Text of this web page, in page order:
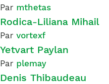
Par mthetas
Rodica-Liliana Mihail
Par vortexf
Yetvart Paylan
Par plemay
Denis Thibaudeau